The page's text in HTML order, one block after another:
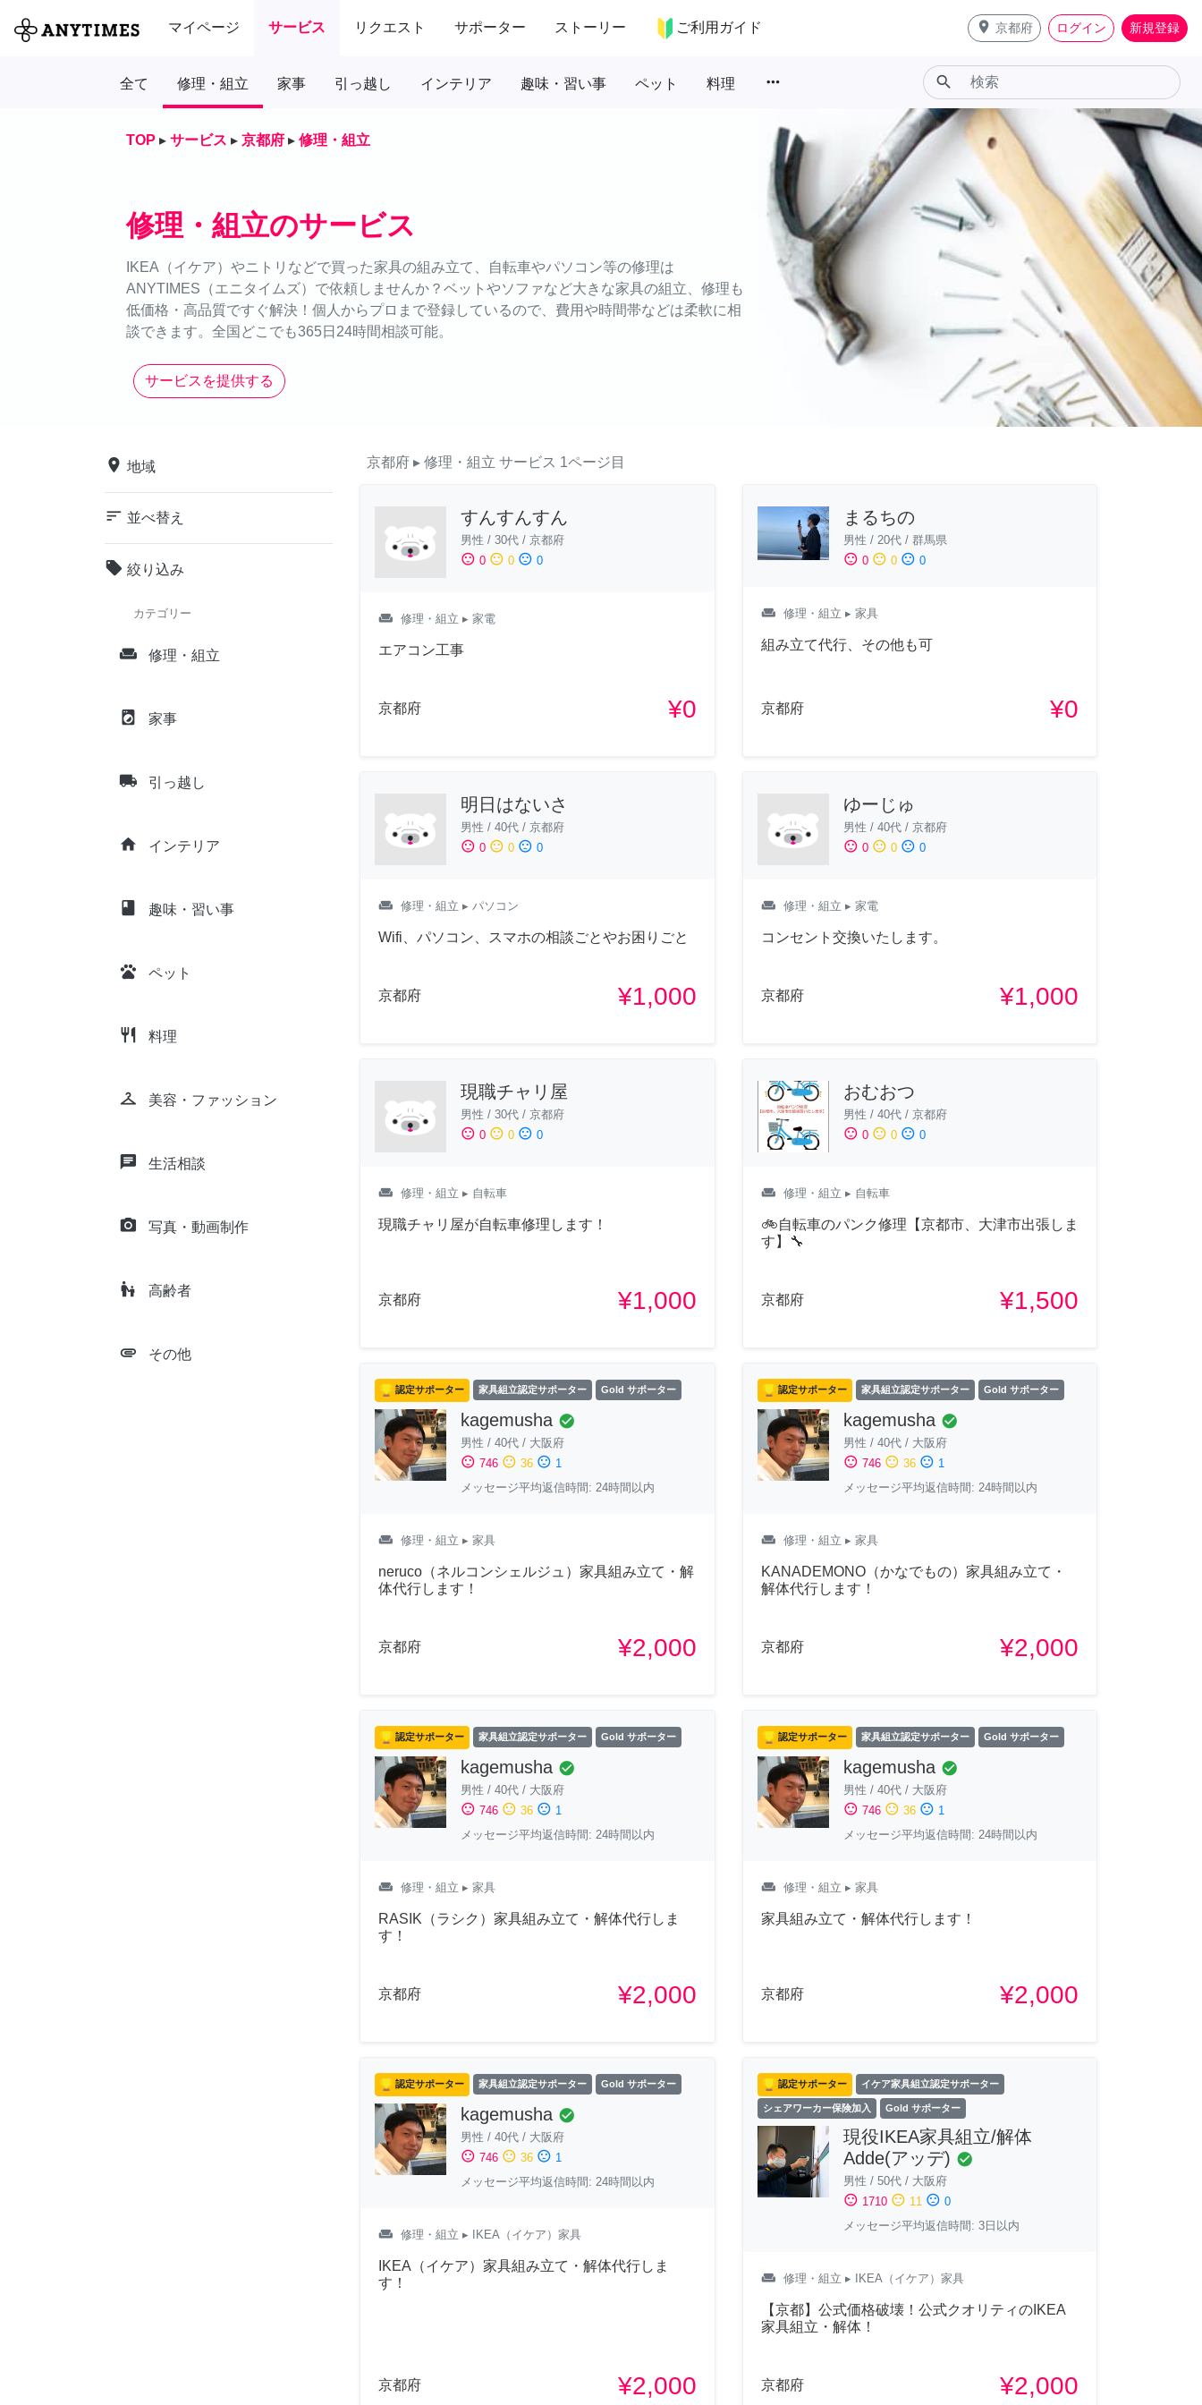
マイページ サービス リクエスト サポーター ストーリー ご利用ガイド place 京都府 ログイン 新規登録
全て 修理・組立 家事 引っ越し インテリア 趣味・習い事 ペット 料理 more_horiz search
TOP ▸ サービス ▸ 京都府 ▸ 修理・組立
修理・組立のサービス
IKEA（イケア）やニトリなどで買った家具の組み立て、自転車やパソコン等の修理は
ANYTIMES（エニタイムズ）で依頼しませんか？ベットやソファなど大きな家具の組立、修理も
低価格・高品質ですぐ解決！個人からプロまで登録しているので、費用や時間帯などは柔軟に相
談できます。全国どこでも365日24時間相談可能。
サービスを提供する
place 地域
sort 並べ替え
local_offer 絞り込み
カテゴリー
weekend 修理・組立
local_laundry_service 家事
local_shipping 引っ越し
home インテリア
class 趣味・習い事
pets ペット
restaurant 料理
checkroom 美容・ファッション
chat 生活相談
camera_alt 写真・動画制作
escalator_warning 高齢者
attachment その他
京都府 ▸ 修理・組立 サービス 1ページ目
すんすんすん
男性 / 30代 / 京都府
sentiment_satisfied 0 sentiment_neutral 0 sentiment_dissatisfied 0
weekend 修理・組立 ▸ 家電
エアコン工事
京都府 ¥0
まるちの
男性 / 20代/ 群馬県
sentiment_satisfied 0 sentiment_neutral 0 sentiment_dissatisfied 0
weekend 修理・組立 ▸ 家具
組み立て代行、その他も可
京都府 ¥0
明日はないさ
男性 / 40代 / 京都府
sentiment_satisfied 0 sentiment_neutral 0 sentiment_dissatisfied 0
weekend 修理・組立 ▸ パソコン
Wifi、パソコン、スマホの相談ごとやお困りごと
京都府 ¥1,000
ゆーじゅ
男性 / 40代/ 京都府
sentiment_satisfied 0 sentiment_neutral 0 sentiment_dissatisfied 0
weekend 修理・組立 ▸ 家電
コンセント交換いたします。
京都府 ¥1,000
現職チャリ屋
男性 / 30代 / 京都府
sentiment_satisfied 0 sentiment_neutral 0 sentiment_dissatisfied 0
weekend 修理・組立 ▸ 自転車
現職チャリ屋が自転車修理します！
京都府 ¥1,000
おむおつ
男性 / 40代/ 京都府
sentiment_satisfied 0 sentiment_neutral 0 sentiment_dissatisfied 0
weekend 修理・組立 ▸ 自転車
🚲自転車のパンク修理【京都市、大津市出張しま
す】🔧
京都府 ¥1,500
認定サポーター 家具組立認定サポーター Gold サポーター
kagemusha check_circle
男性 / 40代 / 大阪府
sentiment_satisfied 746 sentiment_neutral 36 sentiment_dissatisfied 1
メッセージ平均返信時間: 24時間以内
weekend 修理・組立 ▸ 家具
neruco（ネルコンシェルジュ）家具組み立て・解
体代行します！
京都府 ¥2,000
認定サポーター 家具組立認定サポーター Gold サポーター
kagemusha check_circle
男性 / 40代/ 大阪府
sentiment_satisfied 746 sentiment_neutral 36 sentiment_dissatisfied 1
メッセージ平均返信時間: 24時間以内
weekend 修理・組立 ▸ 家具
KANADEMONO（かなでもの）家具組み立て・
解体代行します！
京都府 ¥2,000
認定サポーター 家具組立認定サポーター Gold サポーター
kagemusha check_circle
男性 / 40代 / 大阪府
sentiment_satisfied 746 sentiment_neutral 36 sentiment_dissatisfied 1
メッセージ平均返信時間: 24時間以内
weekend 修理・組立 ▸ 家具
RASIK（ラシク）家具組み立て・解体代行しま
す！
京都府 ¥2,000
認定サポーター 家具組立認定サポーター Gold サポーター
kagemusha check_circle
男性 / 40代/ 大阪府
sentiment_satisfied 746 sentiment_neutral 36 sentiment_dissatisfied 1
メッセージ平均返信時間: 24時間以内
weekend 修理・組立 ▸ 家具
家具組み立て・解体代行します！
京都府 ¥2,000
認定サポーター 家具組立認定サポーター Gold サポーター
kagemusha check_circle
男性 / 40代 / 大阪府
sentiment_satisfied 746 sentiment_neutral 36 sentiment_dissatisfied 1
メッセージ平均返信時間: 24時間以内
weekend 修理・組立 ▸ IKEA（イケア）家具
IKEA（イケア）家具組み立て・解体代行しま
す！
京都府 ¥2,000
認定サポーター イケア家具組立認定サポーター
シェアワーカー保険加入 Gold サポーター
現役IKEA家具組立/解体
Adde(アッデ) check_circle
男性 / 50代/ 大阪府
sentiment_satisfied 1710 sentiment_neutral 11 sentiment_dissatisfied 0
メッセージ平均返信時間: 3日以内
weekend 修理・組立 ▸ IKEA（イケア）家具
【京都】公式価格破壊！公式クオリティのIKEA
家具組立・解体！
京都府 ¥2,000